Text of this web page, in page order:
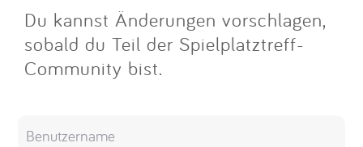
Eintragen
App
Du kannst Änderungen vorschlagen,
sobald du Teil der Spielplatztreff-
Community bist.